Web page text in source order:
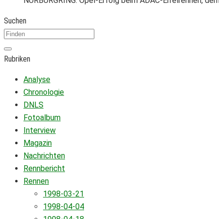
Suchen
Rubriken
Analyse
Chronologie
DNLS
Fotoalbum
Interview
Magazin
Nachrichten
Rennbericht
Rennen
1998-03-21
1998-04-04